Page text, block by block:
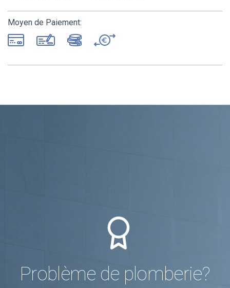
Moyen de Paiement:
Problème de plomberie?